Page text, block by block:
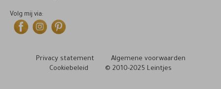
Volg mij via:
Privacy statement
Algemene voorwaarden
Cookiebeleid
© 2010-2025 Leintjes